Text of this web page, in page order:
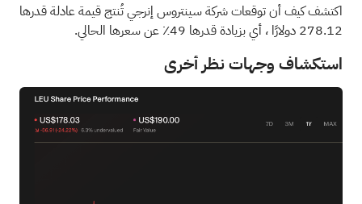
اكتشف كيف أن توقعات شركة سينتروس إنرجي تُنتج قيمة عادلة قدرها
278.12 دولارًا
، أي بزيادة قدرها 49٪ عن سعرها الحالي.
استكشاف وجهات نظر أخرى